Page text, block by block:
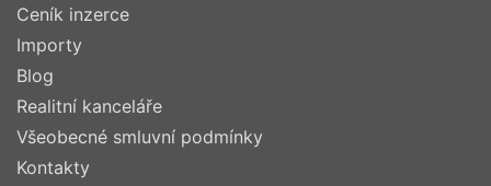
Ceník inzerce
Importy
Blog
Realitní kanceláře
Všeobecné smluvní podmínky
Kontakty